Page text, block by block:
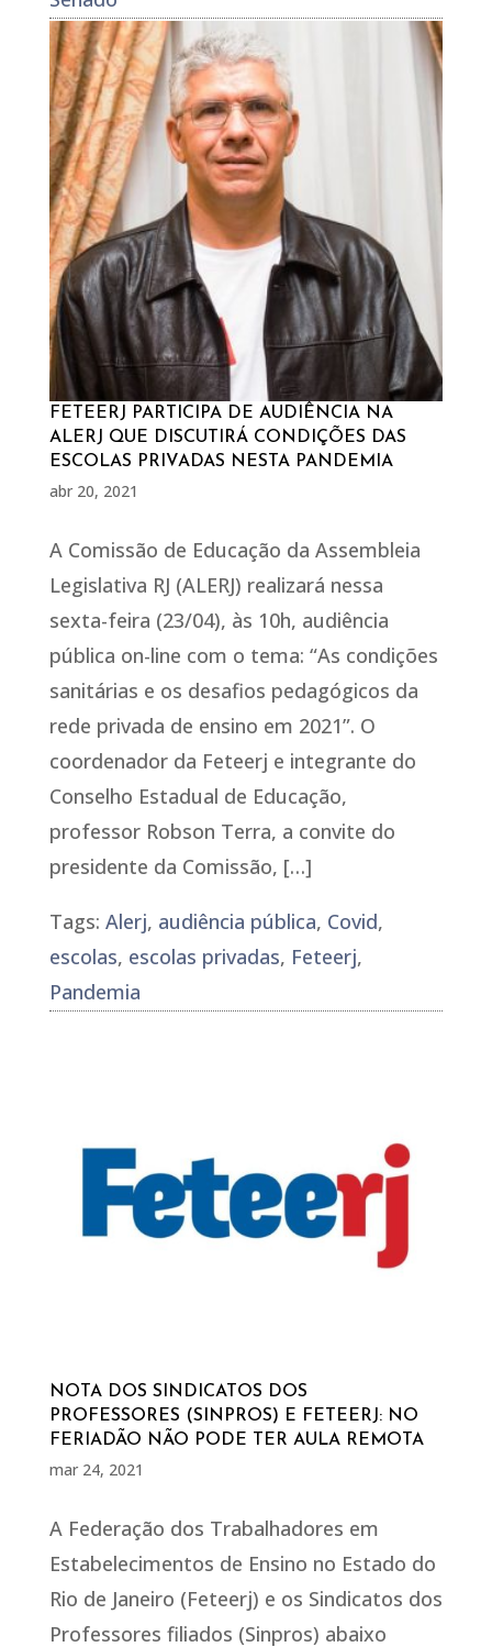
FETEERJ PARTICIPA DE AUDIÊNCIA NA
ALERJ QUE DISCUTIRÁ CONDIÇÕES DAS
ESCOLAS PRIVADAS NESTA PANDEMIA
abr 20, 2021
A Comissão de Educação da Assembleia
Legislativa RJ (ALERJ) realizará nessa
sexta-feira (23/04), às 10h, audiência
pública on-line com o tema: “As condições
sanitárias e os desafios pedagógicos da
rede privada de ensino em 2021”. O
coordenador da Feteerj e integrante do
Conselho Estadual de Educação,
professor Robson Terra, a convite do
presidente da Comissão, […]
Tags: Alerj, audiência pública, Covid,
escolas, escolas privadas, Feteerj,
Pandemia
NOTA DOS SINDICATOS DOS
PROFESSORES (SINPROS) E FETEERJ: NO
FERIADÃO NÃO PODE TER AULA REMOTA
mar 24, 2021
A Federação dos Trabalhadores em
Estabelecimentos de Ensino no Estado do
Rio de Janeiro (Feteerj) e os Sindicatos dos
Professores filiados (Sinpros) abaixo